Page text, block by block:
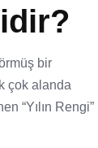
bir
çok alanda
“Yılın Rengi”